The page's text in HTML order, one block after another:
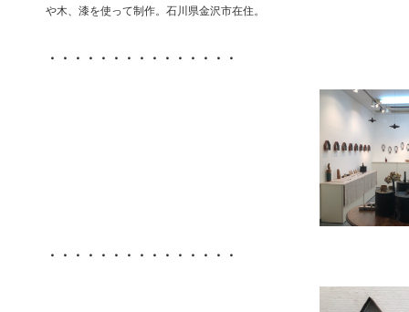
や木、漆を使って制作。石川県金沢市在住。
・・・・・・・・・・・・・・・
・・・・・・・・・・・・・・・